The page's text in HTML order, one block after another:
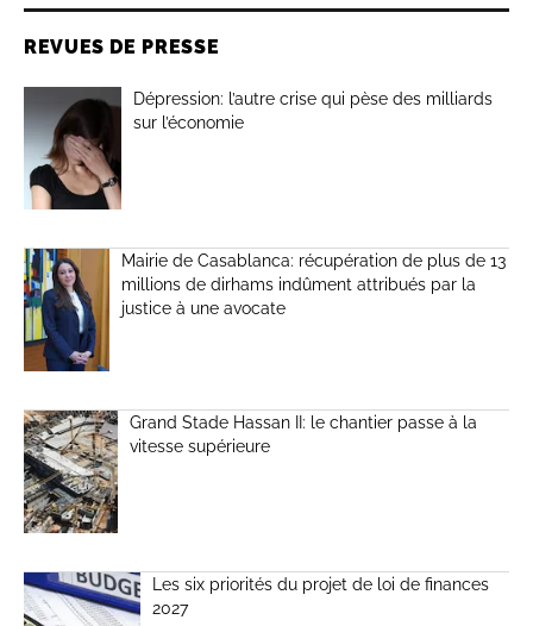
REVUES DE PRESSE
Dépression: l’autre crise qui pèse des milliards
sur l’économie
Mairie de Casablanca: récupération de plus de 13
millions de dirhams indûment attribués par la
justice à une avocate
Grand Stade Hassan II: le chantier passe à la
vitesse supérieure
Les six priorités du projet de loi de finances
2027